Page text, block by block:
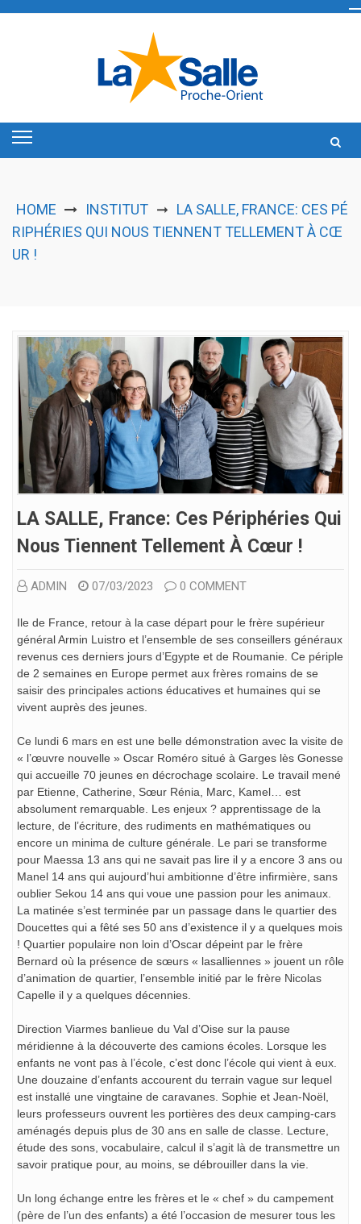
HOME INSTITUT ➞ LA SALLE, FRANCE: CES PÉ
RIPHÉRIES QUI NOUS TIENNENT TELLEMENT À CŒ
UR !
LA SALLE, France: Ces Périphéries Qui
Nous Tiennent Tellement À Cœur !
ADMIN 07/03/2023 0 COMMENT
Ile de France, retour à la case départ pour le frère supérieur
général Armin Luistro et l’ensemble de ses conseillers généraux
revenus ces derniers jours d’Egypte et de Roumanie. Ce périple
de 2 semaines en Europe permet aux frères romains de se
saisir des principales actions éducatives et humaines qui se
vivent auprès des jeunes.
Ce lundi 6 mars en est une belle démonstration avec la visite de
« l’œuvre nouvelle » Oscar Roméro situé à Garges lès Gonesse
qui accueille 70 jeunes en décrochage scolaire. Le travail mené
par Etienne, Catherine, Sœur Rénia, Marc, Kamel… est
absolument remarquable. Les enjeux ? apprentissage de la
lecture, de l’écriture, des rudiments en mathématiques ou
encore un minima de culture générale. Le pari se transforme
pour Maessa 13 ans qui ne savait pas lire il y a encore 3 ans ou
Manel 14 ans qui aujourd’hui ambitionne d’être infirmière, sans
oublier Sekou 14 ans qui voue une passion pour les animaux.
La matinée s’est terminée par un passage dans le quartier des
Doucettes qui a fêté ses 50 ans d’existence il y a quelques mois
! Quartier populaire non loin d’Oscar dépeint par le frère
Bernard où la présence de sœurs « lasalliennes » jouent un rôle
d’animation de quartier, l’ensemble initié par le frère Nicolas
Capelle il y a quelques décennies.
Direction Viarmes banlieue du Val d’Oise sur la pause
méridienne à la découverte des camions écoles. Lorsque les
enfants ne vont pas à l’école, c’est donc l’école qui vient à eux.
Une douzaine d’enfants accourent du terrain vague sur lequel
est installé une vingtaine de caravanes. Sophie et Jean-Noël,
leurs professeurs ouvrent les portières des deux camping-cars
aménagés depuis plus de 30 ans en salle de classe. Lecture,
étude des sons, vocabulaire, calcul il s’agit là de transmettre un
savoir pratique pour, au moins, se débrouiller dans la vie.
Un long échange entre les frères et le « chef » du campement
(père de l’un des enfants) a été l’occasion de mesurer tous les